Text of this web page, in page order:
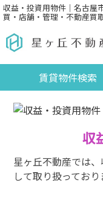
収益・投資用物件｜名古屋
買・店舗・管理・不動産買
賃貸物件検索
収
星ヶ丘不動産では
して取り扱っており